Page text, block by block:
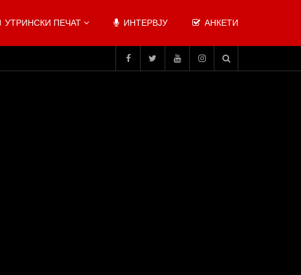
УТРИНСКИ ПЕЧАТ ИНТЕРВЈУ АНКЕТИ